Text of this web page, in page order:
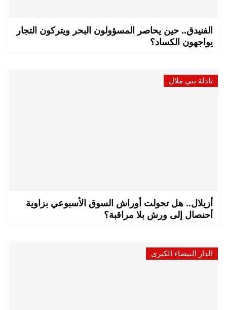
الفنيدق.. حين يحاصر المسؤولون البحر ويتركون التجار
يواجهون الكساد؟
تادلة بني ملال
أزيلال.. هل تحولت أوراش السوق الأسبوعي بزاوية
أحنصال إلى ورش بلا مراقبة؟
الدار البيضاء الكبرى